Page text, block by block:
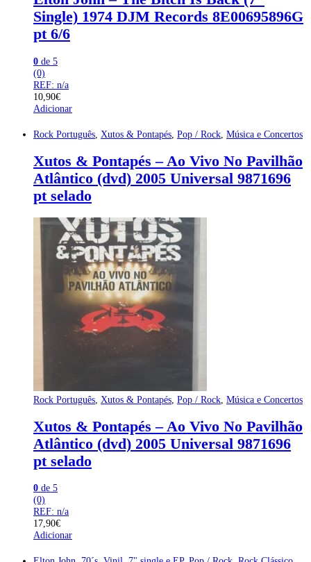
Single) 1974 DJM Records 8E00695896G
pt 6/6
0 de 5
(0)
REF: n/a
10,90€
Adicionar
Rock Português Xutos & Pontapés Pop / Rock Música e Concertos
Xutos & Pontapés – Ao Vivo No Pavilhão
Atlântico (dvd) 2005 Universal 9871696
pt selado
Rock Português Xutos & Pontapés Pop / Rock Música e Concertos
Xutos & Pontapés – Ao Vivo No Pavilhão
Atlântico (dvd) 2005 Universal 9871696
pt selado
0 de 5
(0)
REF: n/a
17,90€
Adicionar